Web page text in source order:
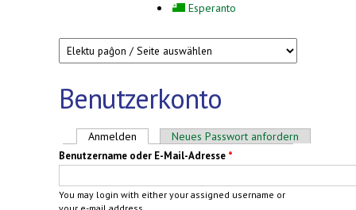
Esperanto
Benutzerkonto
Haupt-Reiter
Anmelden (aktiver Reiter)
Neues Passwort anfordern
Benutzername oder E-Mail-Adresse *
You may login with either your assigned username or
your e-mail address.